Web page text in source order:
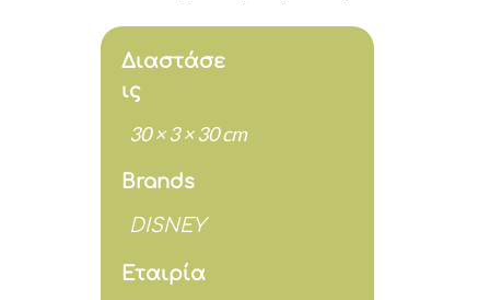
ποσότητα
Διαστάσε
ις
30 × 3 × 30 cm
Brands
DISNEY
Εταιρία